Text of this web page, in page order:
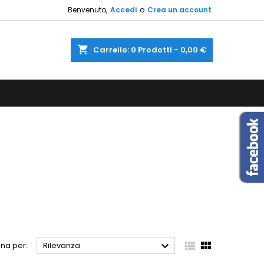
Benvenuto, Accedi o Crea un account
shopping_cart Carrello: 0 Prodotti - 0,00 €
per: Rilevanza   